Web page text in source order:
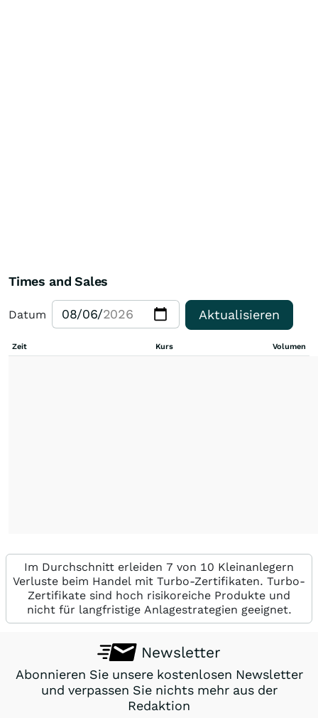
Times and Sales
Datum Aktualisieren
Zeit Kurs Volumen
Im Durchschnitt erleiden 7 von 10 Kleinanlegern
Verluste beim Handel mit Turbo-Zertifikaten. Turbo-
Zertifikate sind hoch risikoreiche Produkte und
nicht für langfristige Anlagestrategien geeignet.
Newsletter
Abonnieren Sie unsere kostenlosen Newsletter
und verpassen Sie nichts mehr aus der
Redaktion